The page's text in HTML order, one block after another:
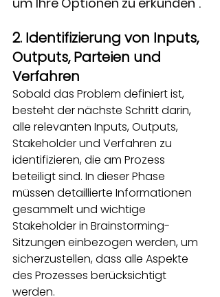
2. Identifizierung von Inputs,
Outputs, Parteien und
Verfahren
Sobald das Problem definiert ist,
besteht der nächste Schritt darin,
alle relevanten Inputs, Outputs,
Stakeholder und Verfahren zu
identifizieren, die am Prozess
beteiligt sind. In dieser Phase
müssen detaillierte Informationen
gesammelt und wichtige
Stakeholder in Brainstorming-
Sitzungen einbezogen werden, um
sicherzustellen, dass alle Aspekte
des Prozesses berücksichtigt
werden.